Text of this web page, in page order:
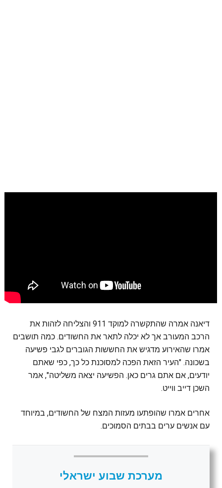
דיאנה אמרה שהתקשרה למוקד 911 והצליחה לזהות את
הרכב המעורב אך לא יכלה לתאר את החשודים. כמה תושבים
אמרו שהאירוע מדגיש את החששות הגוברים לגבי פשיעה
בשכונה. "העיר הזאת הפכה למסוכנת כל כך, כפי שאתם
יודעים, אם אתם גרים כאן. הפשיעה יצאה משליטה", אמר
השכן דייב ווייט.
אחרים אמרו שהופתעו מעזות המצח של החשודים, במיוחד
עם אנשים ערים בבתים הסמוכים.
מערכת שבוע ישראלי